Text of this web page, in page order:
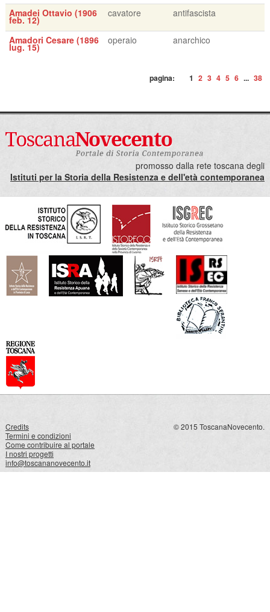
Amadei Ottavio (1906
feb. 12)
cavatore antifascista
Amadori Cesare (1896
lug. 15)
operaio anarchico
pagina: 1 2 3 4 5 6 ... 38
promosso dalla rete toscana degli
Istituti per la Storia della Resistenza e dell'età contemporanea
Credits
Termini e condizioni
Come contribuire al portale
I nostri progetti
info@toscananovecento.it
© 2015 ToscanaNovecento.